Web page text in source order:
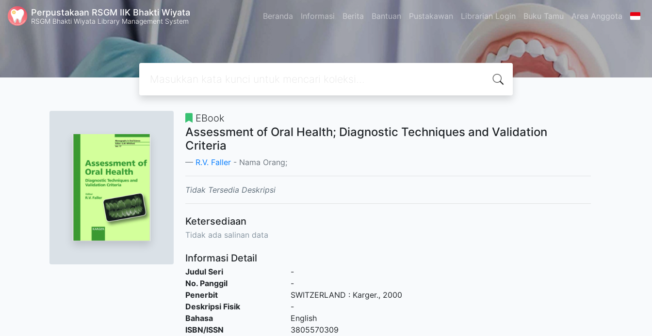
Perpustakaan RSGM IIK Bhakti Wiyata
RSGM Bhakti Wiyata Library Management System Beranda Informasi Berita Bantuan Pustakawan Librarian Login Buku Tamu Area Anggota
EBook
Assessment of Oral Health; Diagnostic Techniques and Validation
Criteria
R.V. Faller - Nama Orang;
Tidak Tersedia Deskripsi
Ketersediaan
Tidak ada salinan data
Informasi Detail
Judul Seri
-
No. Panggil
-
Penerbit
SWITZERLAND : Karger., 2000
Deskripsi Fisik
-
Bahasa
English
ISBN/ISSN
3805570309